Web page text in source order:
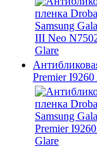
Premier